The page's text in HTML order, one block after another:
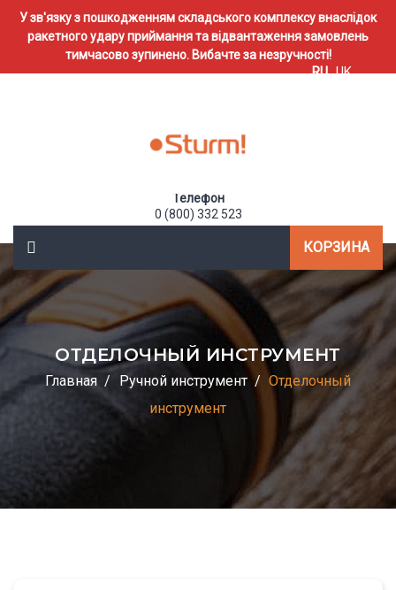
У зв'язку з пошкодженням складського комплексу внаслідок
ракетного удару приймання та відвантаження замовлень
тимчасово зупинено. Вибачте за незручності!
Телефон
0 (800) 332 523
КОРЗИНА
ОТДЕЛОЧНЫЙ ИНСТРУМЕНТ
Главная Ручной инструмент
Отделочный
инструмент
RU UK